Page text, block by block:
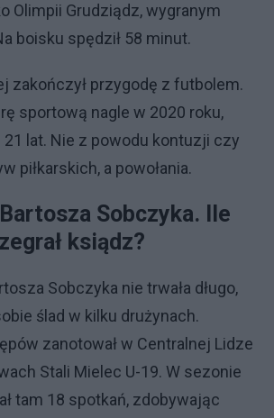
Olimpii Grudziądz, wygranym
boisku spędził 58 minut.
zakończył przygodę z futbolem.
sportową nagle w 2020 roku,
lat. Nie z powodu kontuzji czy
piłkarskich, a powołania.
Sobczyka. Ile
ksiądz?
Sobczyka nie trwała długo,
ślad w kilku drużynach.
zanotował w Centralnej Lidze
Stali Mielec U-19. W sezonie
tam 18 spotkań, zdobywając